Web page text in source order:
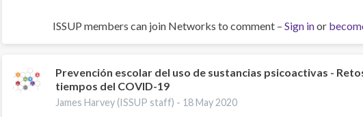
ISSUP members can join Networks to comment – Sign inor
Prevención escolar del uso de sustancias psicoactivas -
tiempos del COVID-19
James Harvey (ISSUP staff) - 18 May 2020